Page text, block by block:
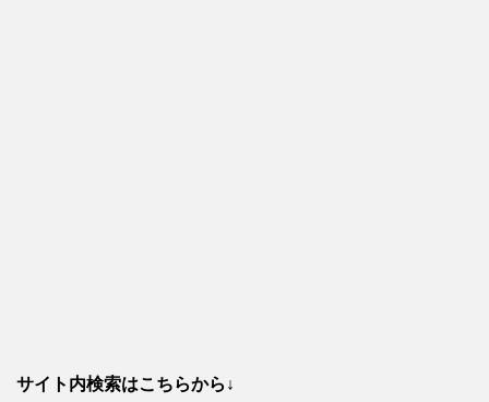
サイト内検索はこちらから↓